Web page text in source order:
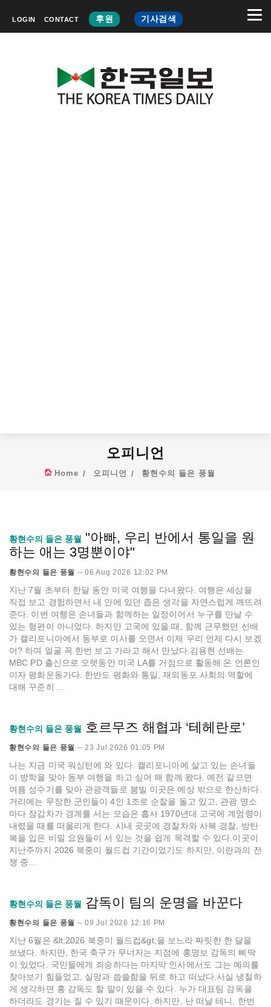
LOGIN CONTACT 후원 기사검색
오피니언
Home 오피니언 황현수의 들은 풍월
황현수의 들은 풍월
"아빠, 우리 반에서 통일을 원
하는 애는 3명뿐이야"
황현수의 들은 풍월 -- 06 Aug 2026 12:02 PM
지난 7월 초부터 한달 동안 미국 여행을 다녀왔다. 여행은 세상을
직접 보고 경험하면서 내 안에 있던 좁은 생각을 자연스럽게 깨뜨려
준다. 이번 여행은 손녀들과 함께하는 일정이어서 누구를 만날 수
있는 형편이 아니었다. 하지만 고국에 있을 때, 함께 근무했던 선배
가 캘리포니아에서 동부로 이사를 오면서 이제 우리 언제 다시 보겠
어? 하며 얼굴 꼭 한번 보고 가라고 해서 만났다.김용현 선배는
MBC PD 출신으로 오랫동안 미국 LA를 거점으로 활동해 온 언론인
이자 평화운동가다. 한반도 평화와 통일, 재외동포 사회의 역할에
대해 꾸준히 ...
황현수의 들은 풍월 호르무즈 해협과 ‘테헤란로’
황현수의 들은 풍월 -- 23 Jul 2026 01:05 PM
나는 지금 미국 워싱턴에 와 있다. 캘리포니아에 살고 있는 손녀들
이 방학을 맞아 동부 여행을 하고 싶어 해 함께 왔다. 예전 같으면
여름 성수기를 맞아 관광객들로 붐빌 이곳은 예상 밖으로 한산하다.
거리에는 무장한 군인들이 4인 1조로 순찰을 돌고 있고, 관광 명소
마다 장갑차가 경계를 서는 모습은 흡사 1970년대 고국에 계엄령이
내렸을 때를 떠올리게 한다. 시내 곳곳에 경찰차와 사복 경찰, 방탄
복을 입은 비밀 요원들이 서 있는 것을 쉽게 목격할 수 있다.이곳이
지난주까지 2026 북중미 월드컵 기간이었기도 하지만, 이란과의 전
쟁 중...
황현수의 들은 풍월 감독이 팀의 운명을 바꾼다
황현수의 들은 풍월 -- 09 Jul 2026 12:16 PM
지난 6월은 &lt;2026 북중미 월드컵&gt;을 보느라 짜릿한 한 달을
보냈다. 하지만, 한국 축구가 무너지는 지점에 홍명보 감독의 삐딱
이 있었다. 국민들에게 죄송하다는 마지막 인사에서도 그는 예의를
찾아보기 힘들었고, 실망과 씁쓸함을 뒤로 하고 떠났다.사실 냉철하
게 생각하면 홍 감독도 할 말이 있을 수 있다. 누가 대표팀 감독을
하더라도 경기는 질 수 있기 때문이다. 하지만, 난 떠날 테니, 한번